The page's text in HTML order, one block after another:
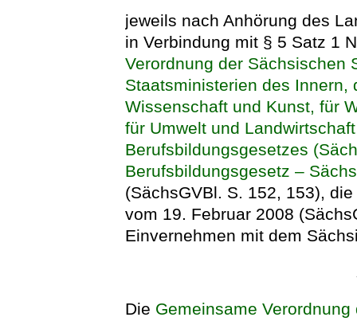
jeweils nach Anhörung des
in Verbindung mit § 5 Satz 1
Verordnung der Sächsischen
Staatsministerien des
Wissenschaft und Kunst, für
für Umwelt und
Berufsbildungsgesetzes
Berufsbildungsgesetz –
(SächsGVBl. S. 152, 153),
vom 19. Februar 2008
Einvernehmen mit dem
Die Gemeinsame